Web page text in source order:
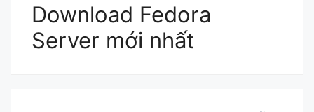
Download Fedora
Server mới nhất